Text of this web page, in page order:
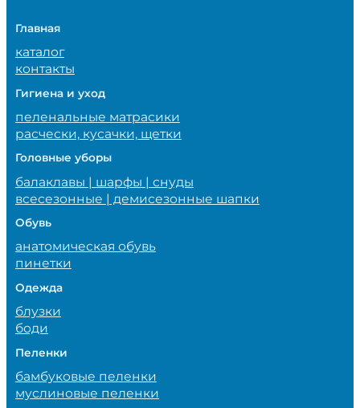
Главная
каталог
контакты
Гигиена и уход
пеленальные матрасики
расчески, кусачки, щетки
Головные уборы
балаклавы | шарфы | снуды
всесезонные | демисезонные шапки
Обувь
анатомическая обувь
пинетки
Одежда
блузки
боди
Пеленки
бамбуковые пеленки
муслиновые пеленки